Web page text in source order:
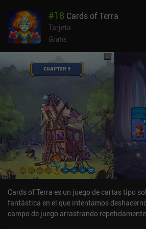
por turnos sigue centrándose en combinar
magia de nuestra mano para aumentar
protegernos, lanzar magia o curarnos.
sustituido por cartas de habilidad que son
una carta de ataque y otra de magia del
mejoras, el combate basado en cartas
de magia débiles y cartas inútiles que sólo
con un débil ataque elemental o aumentan
daño mágico general. Esto hace que el
superior, ya que las habilidades de las
desencadenar múltiples ataques en una
todos los enemigos en pantalla.
anuncios forzados de su predecesor, que
anuncios incentivados más frecuentes que
adicional, nos permiten "regatear" precios
tanto, los iAP nos permiten eliminar los
comprar personajes especiales por 4,99 $
Los fans de los juegos de rol basados en
evitar DarkBlood2, pero no deja de ser
#18 Cards of Terra
Tarjeta
Gratis
Cards of Terra es un juego de cartas tipo
fantástica en el que intentamos
campo de juego arrastrando